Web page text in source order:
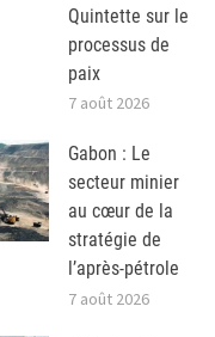
Quintette sur le
processus de
paix
7 août 2026
Gabon : Le
secteur minier
au cœur de la
stratégie de
l’après-pétrole
7 août 2026